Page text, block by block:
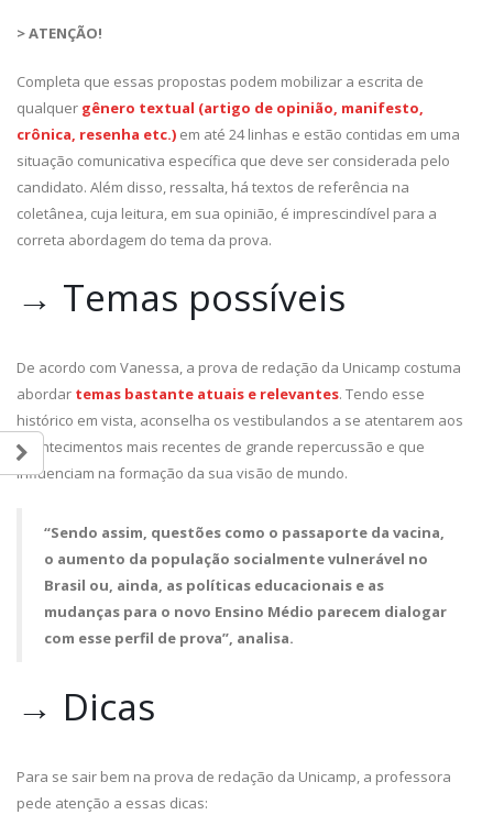
> ATENÇÃO!
Completa que essas propostas podem mobilizar a escrita de
qualquer gênero textual (artigo de opinião, manifesto,
crônica, resenha etc.) em até 24 linhas e estão contidas em uma
situação comunicativa específica que deve ser considerada pelo
candidato. Além disso, ressalta, há textos de referência na
coletânea, cuja leitura, em sua opinião, é imprescindível para a
correta abordagem do tema da prova.
→ Temas possíveis
De acordo com Vanessa, a prova de redação da Unicamp costuma
abordar temas bastante atuais e relevantes. Tendo esse
histórico em vista, aconselha os vestibulandos a se atentarem aos
acontecimentos mais recentes de grande repercussão e que
influenciam na formação da sua visão de mundo.
“Sendo assim, questões como o passaporte da vacina,
o aumento da população socialmente vulnerável no
Brasil ou, ainda, as políticas educacionais e as
mudanças para o novo Ensino Médio parecem dialogar
com esse perfil de prova”, analisa.
→ Dicas
Para se sair bem na prova de redação da Unicamp, a professora
pede atenção a essas dicas: